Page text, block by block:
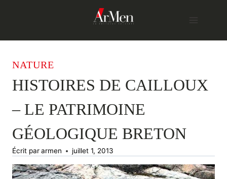
NATURE
HISTOIRES DE CAILLOUX
– LE PATRIMOINE
GÉOLOGIQUE BRETON
Écrit pararmen juillet 1, 2013